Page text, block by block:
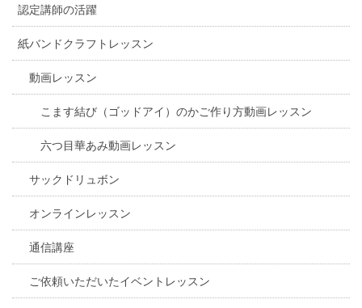
認定講師の活躍
紙バンドクラフトレッスン
動画レッスン
こます結び（ゴッドアイ）のかご作り方動画レッスン
六つ目華あみ動画レッスン
サックドリュボン
オンラインレッスン
通信講座
ご依頼いただいたイベントレッスン